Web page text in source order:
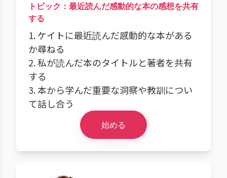
トピック：最近読んだ感動的な本の感想を共有
する
1. ケイトに最近読んだ感動的な本がある
か尋ねる
2. 私が読んだ本のタイトルと著者を共有
する
3. 本から学んだ重要な洞察や教訓につい
て話し合う
始める